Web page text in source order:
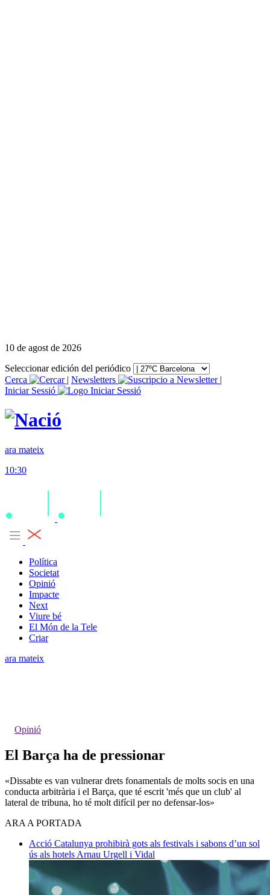
10 de agost de 2026
Seleccionar edición del periódico
Cerca
| Newsletters
|
Iniciar Sessió
ara mateix
10:30
Política
Societat
Opinió
Impacte
Next
Viure bé
El Món de la Tele
Criar
ara mateix
Opinió
El Barça ha de pressionar
«Dissabte es van vulnerar drets fonamentals de molts socis en una
conducta arbitrària i el Barça, que té escrit 'més que un club' al
lateral de tribuna, ho té molt difícil per no defensar-los»
ARA A PORTADA
Acció Catalunya prohibirà gots als festivals i sabons d’un sol
ús als hotels Arnau Urgell i Vidal